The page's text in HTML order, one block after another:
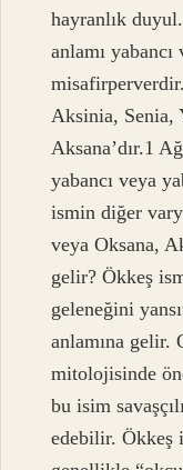
hayranlık
anlamı yabancı
Aksinia, Senia,
Aksana’dır.1
yabancı veya
ismin diğer
veya Oksana,
gelir? Ökkeş
geleneğini
anlamına
mitolojisinde
bu isim
edebilir.